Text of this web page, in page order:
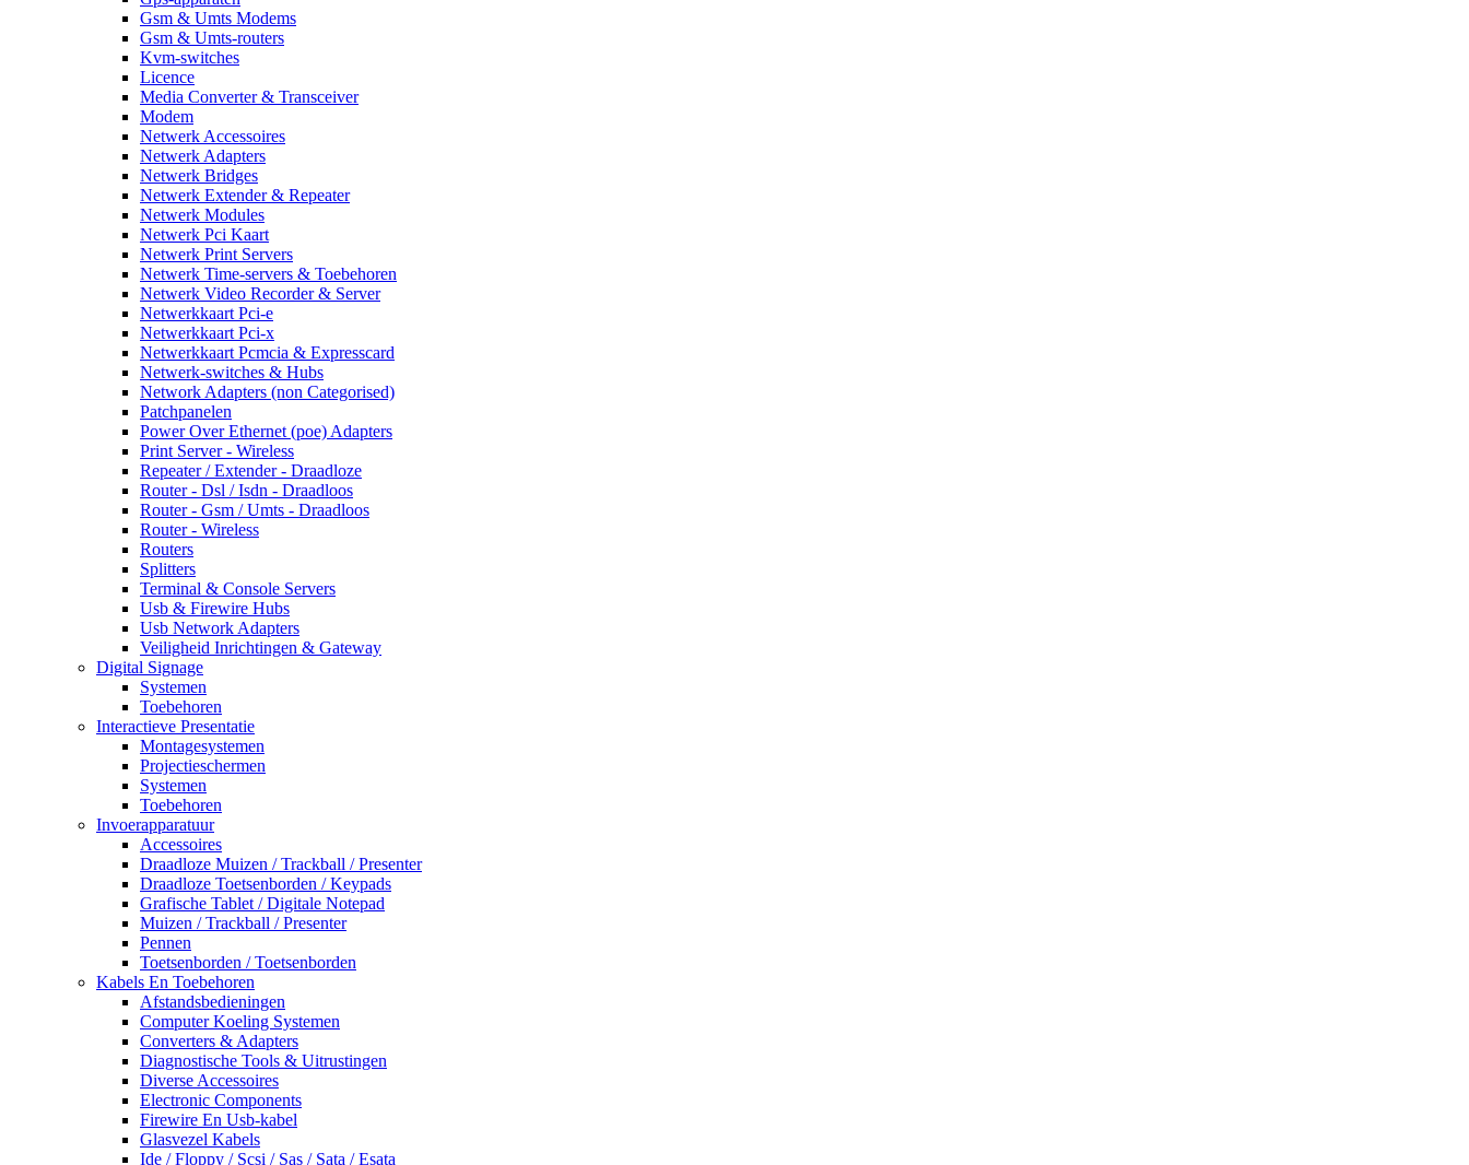
Gsm & Umts Modems
Gsm & Umts-routers
Kvm-switches
Licence
Media Converter & Transceiver
Modem
Netwerk Accessoires
Netwerk Adapters
Netwerk Bridges
Netwerk Extender & Repeater
Netwerk Modules
Netwerk Pci Kaart
Netwerk Print Servers
Netwerk Time-servers & Toebehoren
Netwerk Video Recorder & Server
Netwerkkaart Pci-e
Netwerkkaart Pci-x
Netwerkkaart Pcmcia & Expresscard
Netwerk-switches & Hubs
Network Adapters (non Categorised)
Patchpanelen
Power Over Ethernet (poe) Adapters
Print Server - Wireless
Repeater / Extender - Draadloze
Router - Dsl / Isdn - Draadloos
Router - Gsm / Umts - Draadloos
Router - Wireless
Routers
Splitters
Terminal & Console Servers
Usb & Firewire Hubs
Usb Network Adapters
Veiligheid Inrichtingen & Gateway
Digital Signage
Systemen
Toebehoren
Interactieve Presentatie
Montagesystemen
Projectieschermen
Systemen
Toebehoren
Invoerapparatuur
Accessoires
Draadloze Muizen / Trackball / Presenter
Draadloze Toetsenborden / Keypads
Grafische Tablet / Digitale Notepad
Muizen / Trackball / Presenter
Pennen
Toetsenborden / Toetsenborden
Kabels En Toebehoren
Afstandsbedieningen
Computer Koeling Systemen
Converters & Adapters
Diagnostische Tools & Uitrustingen
Diverse Accessoires
Electronic Components
Firewire En Usb-kabel
Glasvezel Kabels
Ide / Floppy / Scsi / Sas / Sata / Esata